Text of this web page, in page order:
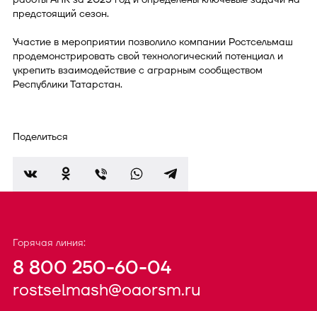
предстоящий сезон.
Участие в мероприятии позволило компании Ростсельмаш
продемонстрировать свой технологический потенциал и
укрепить взаимодействие с аграрным сообществом
Республики Татарстан.
Поделиться
Горячая линия:
8 800 250-60-04
rostselmash@oaorsm.ru